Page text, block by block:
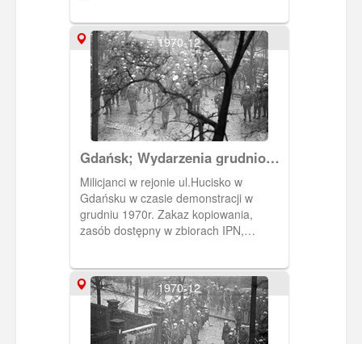
1970-12
Gdańsk; Wydarzenia grudniowe
1970 r. na terenie miast
wybrzeża gdańskiego.
Milicjanci w rejonie ul.Hucisko w
Gdańsku w czasie demonstracji w
grudniu 1970r. Zakaz kopiowania,
zasób dostępny w zbiorach IPN,
1970-12